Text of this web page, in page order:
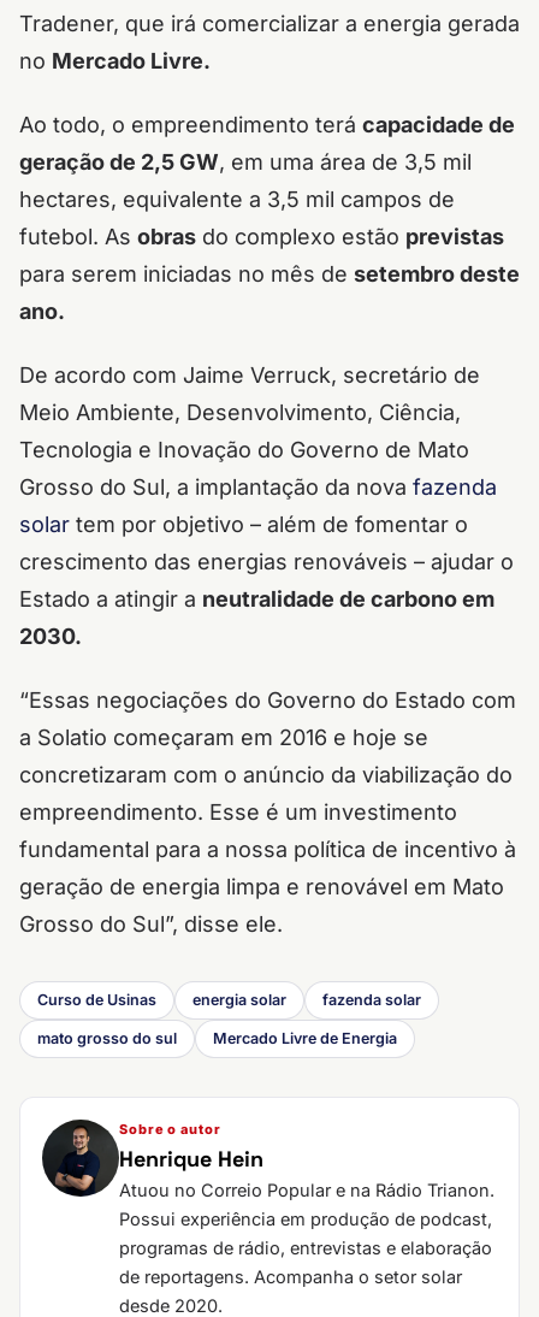
Tradener, que irá comercializar a energia gerada
no Mercado Livre.
Ao todo, o empreendimento terá capacidade de
geração de 2,5 GW, em uma área de 3,5 mil
hectares, equivalente a 3,5 mil campos de
futebol. As obras do complexo estão previstas
para serem iniciadas no mês de setembro deste
ano.
De acordo com Jaime Verruck, secretário de
Meio Ambiente, Desenvolvimento, Ciência,
Tecnologia e Inovação do Governo de Mato
Grosso do Sul, a implantação da nova fazenda
solar tem por objetivo – além de fomentar o
crescimento das energias renováveis – ajudar o
Estado a atingir a neutralidade de carbono em
2030.
“Essas negociações do Governo do Estado com
a Solatio começaram em 2016 e hoje se
concretizaram com o anúncio da viabilização do
empreendimento. Esse é um investimento
fundamental para a nossa política de incentivo à
geração de energia limpa e renovável em Mato
Grosso do Sul”, disse ele.
Curso de Usinas energia solar fazenda solar
mato grosso do sul Mercado Livre de Energia
Sobre o autor
Henrique Hein
Atuou no Correio Popular e na Rádio Trianon.
Possui experiência em produção de podcast,
programas de rádio, entrevistas e elaboração
de reportagens. Acompanha o setor solar
desde 2020.